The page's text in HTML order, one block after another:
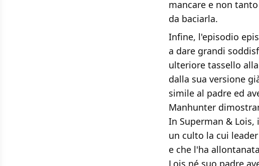
mancare e non
da baciarla.
Infine, l'episodio
a dare grandi
ulteriore tassello
dalla sua versione
simile al padre ed
Manhunter
In Superman &
un culto la cui
e che l'ha